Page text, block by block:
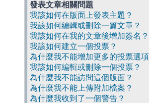
發表文章相關問題
我該如何在版面上發表主題？
我該如何編輯或刪除一篇文章？
我該如何在我的文章後增加簽名？
我該如何建立一個投票？
為什麼我不能增加更多的投票選項
我該如何編輯或刪除一個投票？
為什麼我不能訪問這個版面？
為什麼我不能上傳附加檔案？
為什麼我收到了一個警告？